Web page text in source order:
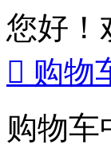
您好！
 购物
购物车